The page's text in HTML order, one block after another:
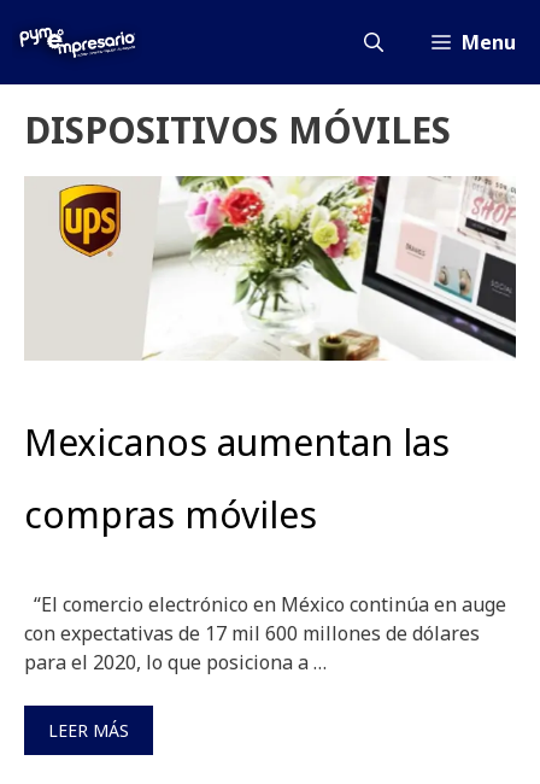
Menu
DISPOSITIVOS MÓVILES
Mexicanos aumentan las
compras móviles
“El comercio electrónico en México continúa en auge
con expectativas de 17 mil 600 millones de dólares
para el 2020, lo que posiciona a …
LEER MÁS